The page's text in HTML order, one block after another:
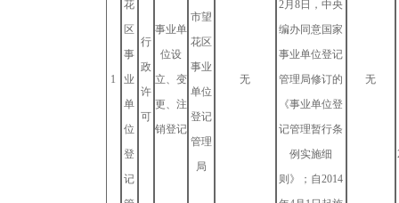
1
花
区
事
业
单
位
登
记
行
政
许
可
事业单
位设
立、变
更、注
销登记
市望
花区
事业
单位
登记
管理
局
无
2月8日，中央
编办同意国家
事业单位登记
管理局修订的
《事业单位登
记管理暂行条
例实施细
则》；自2014
无